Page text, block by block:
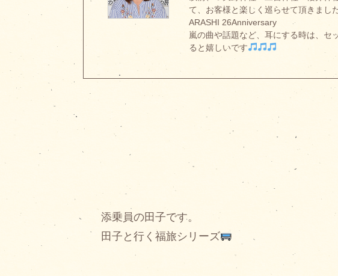
て、お客様と楽しく巡らせて頂きまし
ARASHI 26Anniversary
嵐の曲や話題など、耳にする時は、セ
ると嬉しいです
添乗員の田子です。
田子と行く福旅シリーズ